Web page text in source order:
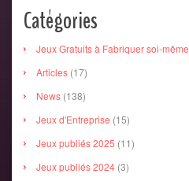
Catégories
Jeux Gratuits à Fabriquer soi-même
Articles (17)
News (138)
Jeux d'Entreprise (15)
Jeux publiés 2025 (11)
Jeux publiés 2024 (3)